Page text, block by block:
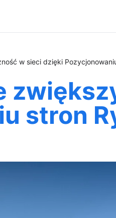
w sieci dzięki
stron